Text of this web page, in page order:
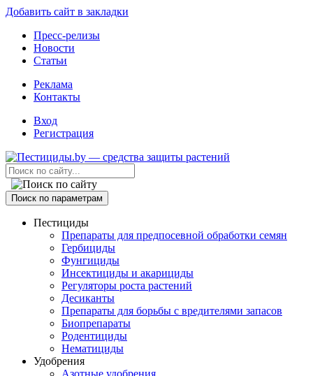
Добавить сайт в закладки
Пресс-релизы
Новости
Статьи
Реклама
Контакты
Вход
Регистрация
Поиск по параметрам
Пестициды
Препараты для предпосевной обработки семян
Гербициды
Фунгициды
Инсектициды и акарициды
Регуляторы роста растений
Десиканты
Препараты для борьбы с вредителями запасов
Биопрепараты
Родентициды
Нематициды
Удобрения
Азотные удобрения